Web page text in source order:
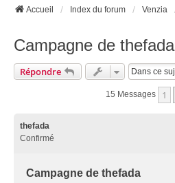
Accueil Index du forum Venzia
Campagne de thefada
Répondre
15 Messages 1
thefada
Confirmé
Campagne de thefada